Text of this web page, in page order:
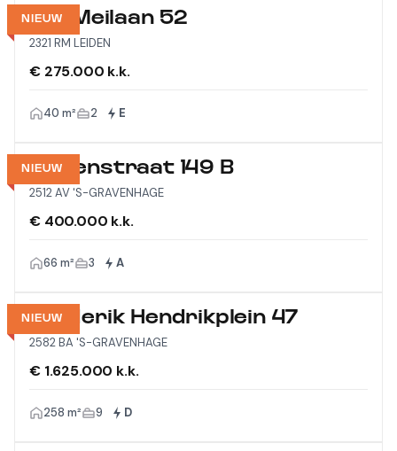
NIEUW
Vijf Meilaan 52
2321 RM LEIDEN
€ 275.000 k.k.
40 m² 2 E
NIEUW
Wagenstraat 149 B
2512 AV 'S-GRAVENHAGE
€ 400.000 k.k.
66 m² 3 A
NIEUW
Frederik Hendrikplein 47
2582 BA 'S-GRAVENHAGE
€ 1.625.000 k.k.
258 m² 9 D